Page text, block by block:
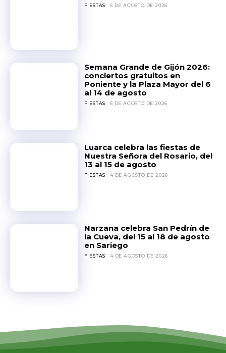
FIESTAS 5 DE AGOSTO DE 2026
Semana Grande de Gijón 2026:
conciertos gratuitos en
Poniente y la Plaza Mayor del 6
al 14 de agosto
FIESTAS 5 DE AGOSTO DE 2026
Luarca celebra las fiestas de
Nuestra Señora del Rosario, del
13 al 15 de agosto
FIESTAS 4 DE AGOSTO DE 2026
Narzana celebra San Pedrín de
la Cueva, del 15 al 18 de agosto
en Sariego
FIESTAS 4 DE AGOSTO DE 2026